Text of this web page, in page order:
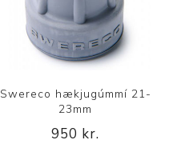
Swereco hækjugúmmí 21-
23mm
950 kr.